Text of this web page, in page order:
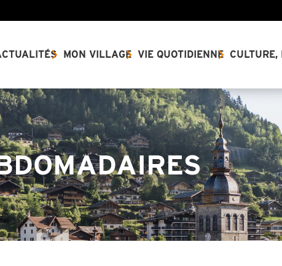
MON VILLAGE VIE QUOTIDIENNE